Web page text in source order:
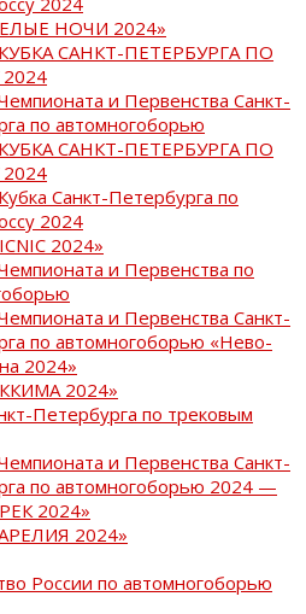
НОЧИ 2024»
КУБКА САНКТ-ПЕТЕРБУРГА ПО
и Первенства Санкт-
по автомногоборью
КУБКА САНКТ-ПЕТЕРБУРГА ПО
Санкт-Петербурга по
2024
2024»
и Первенства по
и Первенства Санкт-
по автомногоборью «Нево-
2024»
2024»
Петербурга по трековым
и Первенства Санкт-
по автомногоборью 2024 —
2024»
2024»
России по автомногоборью